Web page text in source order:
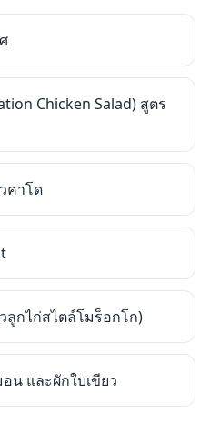
Chicken Salad) สูตร
คาโด
ลูกไก่สไตล์โมร็อกโก)
น และผักใบเขียว